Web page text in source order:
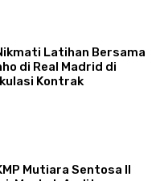
Latihan Bersama
di Real Madrid di
Kontrak
Mutiara Sentosa II